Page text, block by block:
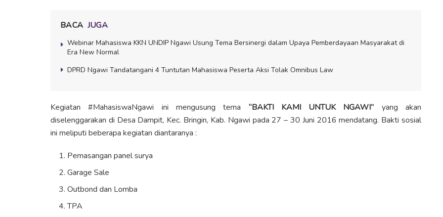
BACA JUGA
Webinar Mahasiswa KKN UNDIP Ngawi Usung Tema Bersinergi dalam Upaya Pemberdayaan Masyarakat di
Era New Normal
DPRD Ngawi Tandatangani 4 Tuntutan Mahasiswa Peserta Aksi Tolak Omnibus Law
Kegiatan #MahasiswaNgawi ini mengusung tema “BAKTI KAMI UNTUK NGAWI’’ yang akan
diselenggarakan di Desa Dampit, Kec. Bringin, Kab. Ngawi pada 27 – 30 Juni 2016 mendatang. Bakti sosial
ini meliputi beberapa kegiatan diantaranya :
Pemasangan panel surya
Garage Sale
Outbond dan Lomba
TPA